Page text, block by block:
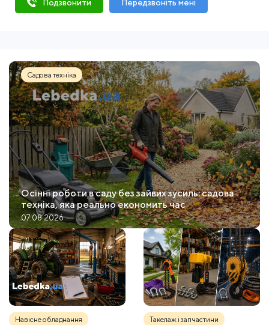
Подзвонити Передзвоніть мені
Садова техніка
Осінні роботи в саду без зайвих зусиль: садова
техніка, яка реально економить час
07.08.2026
Навісне обладнання Такелаж і запчастини